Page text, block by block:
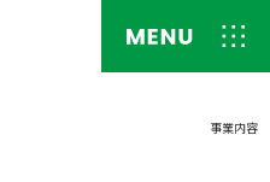
事業内容